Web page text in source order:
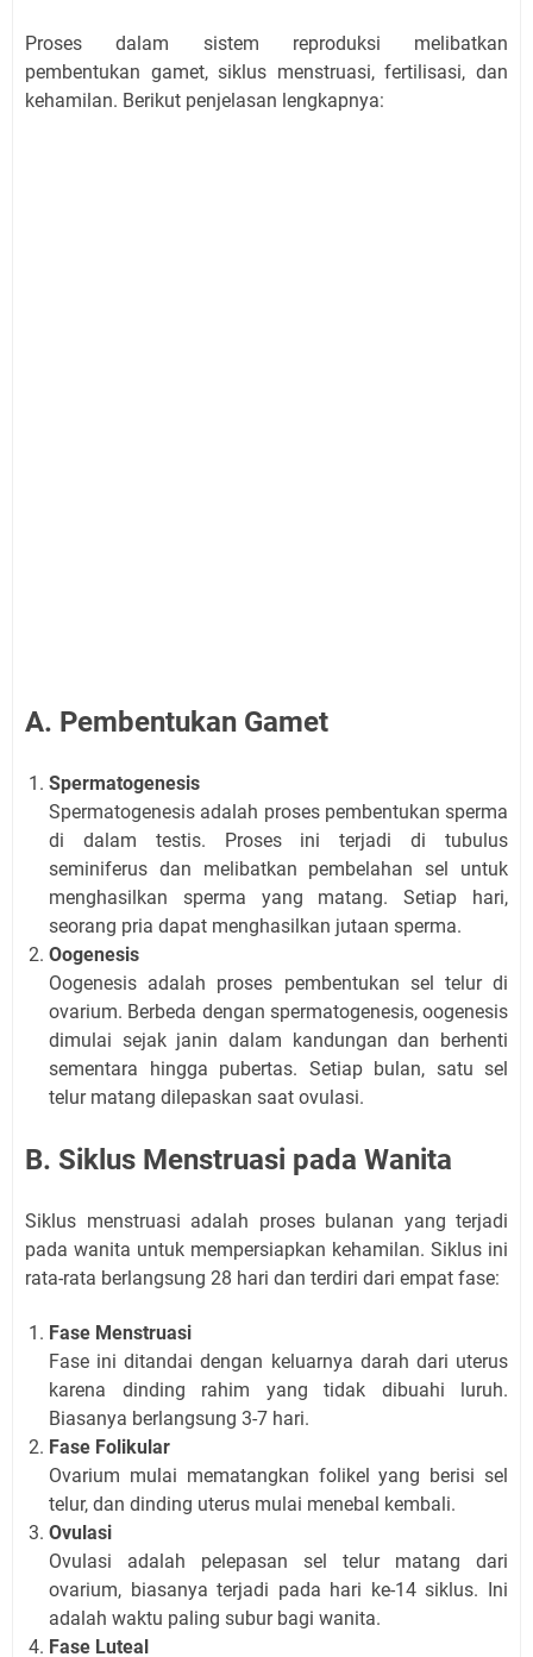
Proses dalam sistem reproduksi melibatkan
pembentukan gamet, siklus menstruasi, fertilisasi, dan
kehamilan. Berikut penjelasan lengkapnya:
A. Pembentukan Gamet
Spermatogenesis
Spermatogenesis adalah proses pembentukan sperma
di dalam testis. Proses ini terjadi di tubulus
seminiferus dan melibatkan pembelahan sel untuk
menghasilkan sperma yang matang. Setiap hari,
seorang pria dapat menghasilkan jutaan sperma.
Oogenesis
Oogenesis adalah proses pembentukan sel telur di
ovarium. Berbeda dengan spermatogenesis, oogenesis
dimulai sejak janin dalam kandungan dan berhenti
sementara hingga pubertas. Setiap bulan, satu sel
telur matang dilepaskan saat ovulasi.
B. Siklus Menstruasi pada Wanita
Siklus menstruasi adalah proses bulanan yang terjadi
pada wanita untuk mempersiapkan kehamilan. Siklus ini
rata-rata berlangsung 28 hari dan terdiri dari empat fase:
Fase Menstruasi
Fase ini ditandai dengan keluarnya darah dari uterus
karena dinding rahim yang tidak dibuahi luruh.
Biasanya berlangsung 3-7 hari.
Fase Folikular
Ovarium mulai mematangkan folikel yang berisi sel
telur, dan dinding uterus mulai menebal kembali.
Ovulasi
Ovulasi adalah pelepasan sel telur matang dari
ovarium, biasanya terjadi pada hari ke-14 siklus. Ini
adalah waktu paling subur bagi wanita.
Fase Luteal